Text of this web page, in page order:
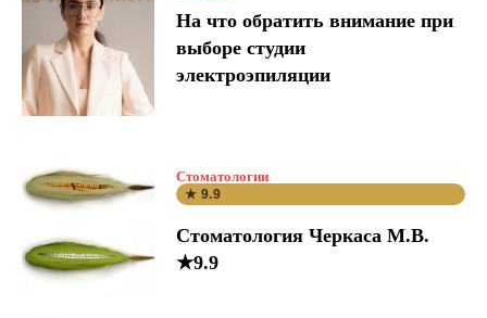
На что обратить внимание при
выборе студии
электроэпиляции
Стоматологии
★ 9.9
Стоматология Черкаса М.В.
★9.9